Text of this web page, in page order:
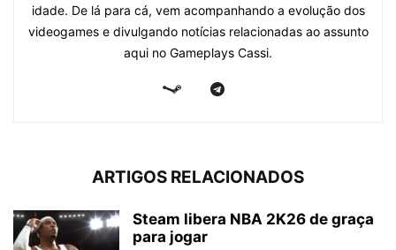
idade. De lá para cá, vem acompanhando a evolução dos
videogames e divulgando notícias relacionadas ao assunto
aqui no Gameplays Cassi.
ARTIGOS RELACIONADOS
Steam libera NBA 2K26 de graça
para jogar